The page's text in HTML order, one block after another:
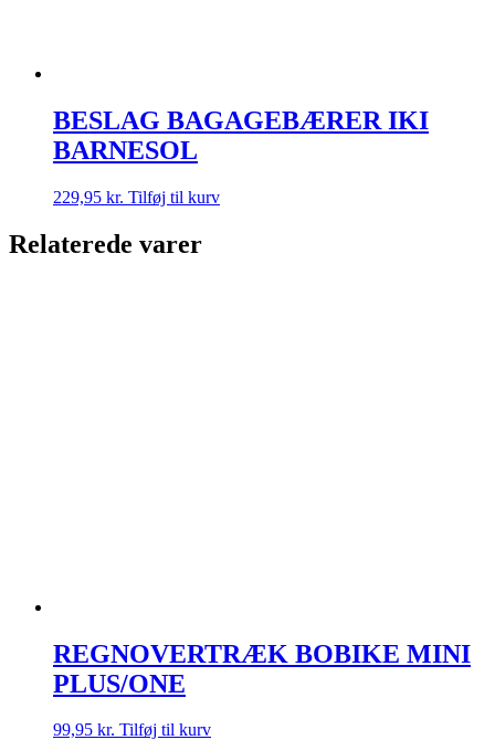
BESLAG BAGAGEBÆRER IKI
BARNESOL
229,95 kr. Tilføj til kurv
Relaterede varer
REGNOVERTRÆK BOBIKE MINI
PLUS/ONE
99,95 kr. Tilføj til kurv